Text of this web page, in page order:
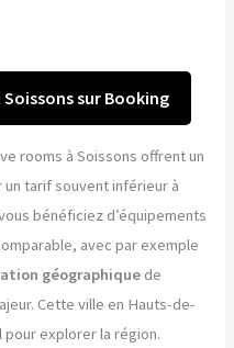
sur Booking
rooms à Soissons offrent un
un tarif souvent inférieur à
bénéficiez d’équipements
avec par exemple
géographique de
Cette ville en Hauts-de-
explorer la région.